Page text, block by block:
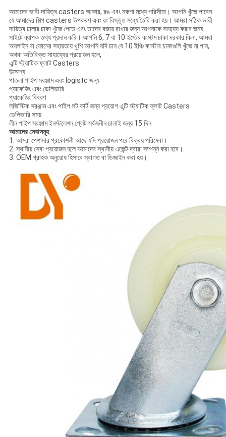
আমাদের ভারী দায়িত্ব casters আকার, রঙ এবং নকশা মধ্যে পরিসীমা। আপনি খুঁজে পাবেন
যে আমাদের শিল্প casters উপকরণ এবং রং বিস্তৃত মধ্যে তৈরি করা হয়। আমরা সঠিক ভারী
দায়িত্ব ঢালার চাকা খুঁজে পেতে এবং তাদের বজায় রাখার জন্য আপনাকে সাহায্য করার জন্য
সাইটে ব্যাপক তথ্য প্রদান করি। আপনি 6, 7 বা 10 ইস্টের কাস্টম চাকা দরকার কিনা, আমরা
অনলাইন বা ফোনের সহায়তায় খুশি আপনি যদি চান যে 10 ইঞ্চি কাস্টার চাকাগুলি খুঁজে না পান,
অথবা অতিরিক্ত সাহায্যের প্রয়োজন হলে,
এন্টি স্ট্যাটিক ফ্লাট Casters
উদ্দেশ্য:
পাতলা পাইপ সরঞ্জাম এবং logistc জন্য
প্যাকেজিং এবং ডেলিভারি
প্যাকেজিং বিবরণ
লজিস্টিক সরঞ্জাম এবং পাইপ লট কার্ট জন্য প্রয়োগ এন্টি স্ট্যাটিক ফ্লাট Casters
ডেলিভারি সময়
লীন পাইপ সরঞ্জাম ইনস্টলেশন প্লেট সর্বজনীন ঢালাই জন্য 15 দিন
আমাদের সেবাসমূহ
1. আমরা পেশাদার প্রকৌশলী আছে যদি প্রয়োজন পরে বিক্রয় পরিষেবা।
2. স্থানীয় সেবা প্রয়োজন হলে আমাদের স্থানীয় এজেন্ট দ্বারা সম্পন্ন করা হবে।
3. OEM গ্রাহক অনুরোধ হিসাবে স্বাগত বা ডিজাইন করা হয়।